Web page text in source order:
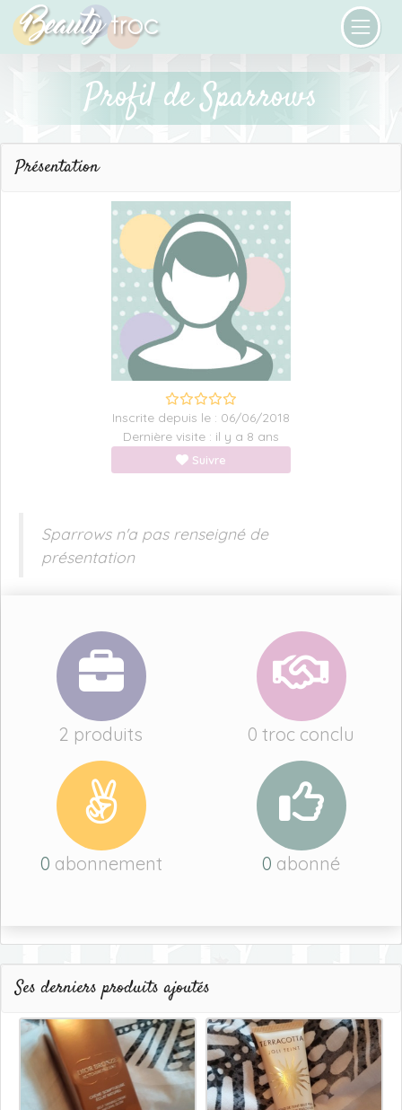
Profil de Sparrows
Présentation
Inscrite depuis le : 06/06/2018
Dernière visite : il y a 8 ans
Suivre
Sparrows n'a pas renseigné de
présentation
2 produits 0 troc conclu
0 abonnement 0 abonné
Ses derniers produits ajoutés